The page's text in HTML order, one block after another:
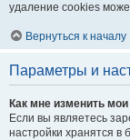
удаление cookies
Вернуться к началу
Параметры и
Как мне изменить
Если вы являетесь
настройки хранятся